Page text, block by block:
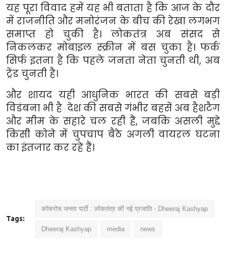
यह पूरा विवाद हमें यह भी बताता है कि आज के दौर
में राजनीति और मनोरंजन के बीच की रेखा लगभग
समाप्त हो चुकी है। लोकतंत्र अब संसद से
निकलकर मोबाइल स्क्रीन में बस चुका है। फर्क
सिर्फ इतना है कि पहले जनता नेता चुनती थी, अब
ट्रेंड चुनती है।
और शायद यही आधुनिक भारत की सबसे बड़ी
विडंबना भी है देश की सबसे गंभीर बहसें अब हैशटैग
और मीम के सहारे चल रही हैं, जबकि असली मुद्दे
किसी कोने में चुपचाप बैठे अगली वायरल घटना
का इंतजार कर रहे हैं।
Tags:
कॉकरोच जनता पार्टी : लोकतंत्र की नई प्रजाति - Dheeraj Kashyap
Dheeraj Kashyap media news